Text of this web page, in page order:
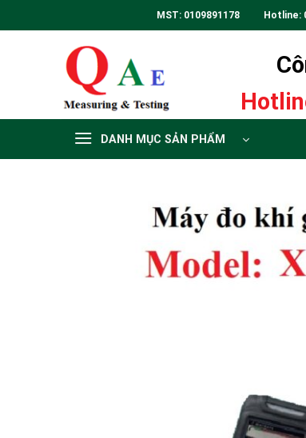
to
MST: 0109891178 Hotline:
DANH MỤC SẢN PHẨM